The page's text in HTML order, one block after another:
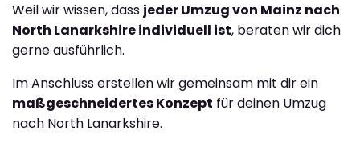
Weil wir wissen, dass jeder Umzug von Mainz nach
North Lanarkshire individuell ist, beraten wir dich
gerne ausführlich.
Im Anschluss erstellen wir gemeinsam mit dir ein
maßgeschneidertes Konzept für deinen Umzug
nach North Lanarkshire.